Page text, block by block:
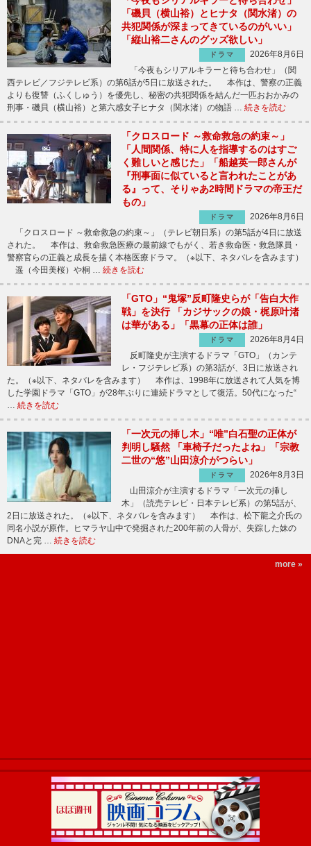
「磯貝（横山裕）とヒナタ（関水渚）の
共犯関係が深まってきているのがいい」
「縦山裕二さんのグッズ欲しい」
ドラマ
2026年8月6日
「今夜もシリアルキラーと待ち合わせ」（関
西テレビ／フジテレビ系）の第6話が5日に放送された。 本作は、警察の正義
よりも復讐（ふくしゅう）を優先し、秘密の共犯関係を結んだ一匹おおかみの
刑事・磯貝（横山裕）と第六感女子ヒナタ（関水渚）の物語 … 続きを読む
「クロスロード ～救命救急の約束～」
「人間関係、特に人を指導するのはすご
く難しいと感じた」「船越英一郎さんが
『刑事面に似ていると言われたことがあ
る』って、そりゃあ2時間ドラマの帝王だ
もの」
ドラマ
2026年8月6日
「クロスロード ～救命救急の約束～」（テレビ朝日系）の第5話が4日に放送
された。 本作は、救命救急医療の最前線でもがく、若き救命医・救急隊員・
警察官らの正義と成長を描く本格医療ドラマ。（※以下、ネタバレを含みます）
遥（今田美桜）や桐 … 続きを読む
「GTO」“鬼塚”反町隆史らが「告白大作
戦」を決行 「カジサックの娘・梶原叶渚
は華がある」「黒幕の正体は誰」
ドラマ
2026年8月4日
反町隆史が主演するドラマ「GTO」（カンテ
レ・フジテレビ系）の第3話が、3日に放送され
た。（※以下、ネタバレを含みます） 本作は、1998年に放送されて人気を博
した学園ドラマ「GTO」が28年ぶりに連続ドラマとして復活。50代になった“
… 続きを読む
「一次元の挿し木」“唯”白石聖の正体が
判明し騒然 「車椅子だったよね」「宗教
二世の“悠”山田涼介がつらい」
ドラマ
2026年8月3日
山田涼介が主演するドラマ「一次元の挿し
木」（読売テレビ・日本テレビ系）の第5話が、
2日に放送された。（※以下、ネタバレを含みます） 本作は、松下龍之介氏の
同名小説が原作。ヒマラヤ山中で発掘された200年前の人骨が、失踪した妹の
DNAと完 … 続きを読む
more »